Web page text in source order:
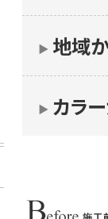
▶︎ カラ
▶︎ 地域